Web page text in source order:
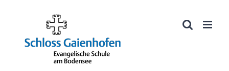
Werkzeugleiste öffnen
springen